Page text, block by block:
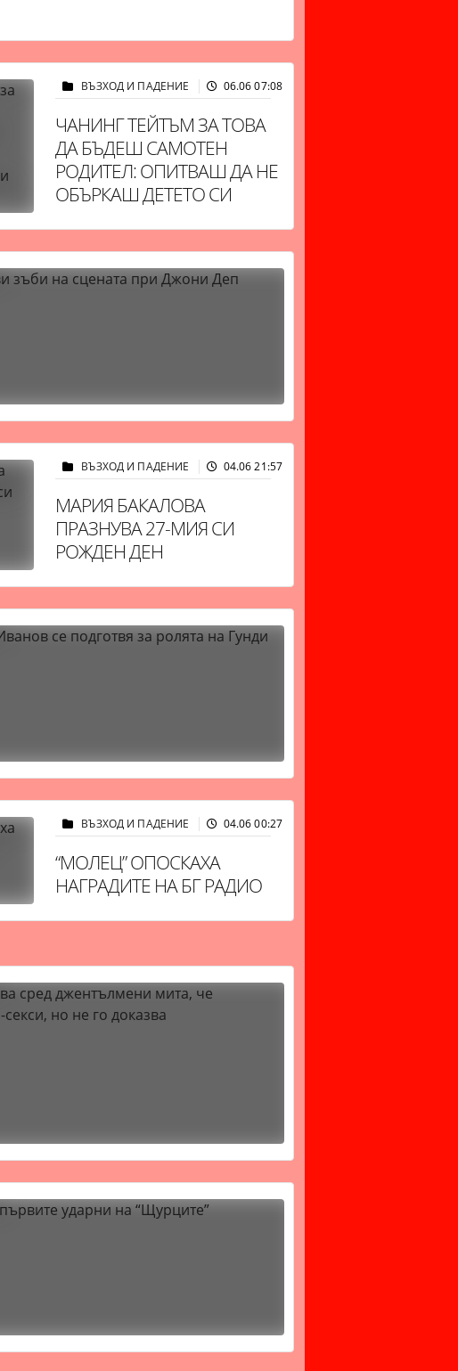
ВЪЗХОД И ПАДЕНИЕ 06.06 07:08
ЧАНИНГ ТЕЙТЪМ ЗА ТОВА
ДА БЪДЕШ САМОТЕН
РОДИТЕЛ: ОПИТВАШ ДА НЕ
ОБЪРКАШ ДЕТЕТО СИ
ВЪЗХОД И ПАДЕНИЕ 04.06 21:57
МАРИЯ БАКАЛОВА
ПРАЗНУВА 27-МИЯ СИ
РОЖДЕН ДЕН
ВЪЗХОД И ПАДЕНИЕ 04.06 00:27
“МОЛЕЦ” ОПОСКАХА
НАГРАДИТЕ НА БГ РАДИО